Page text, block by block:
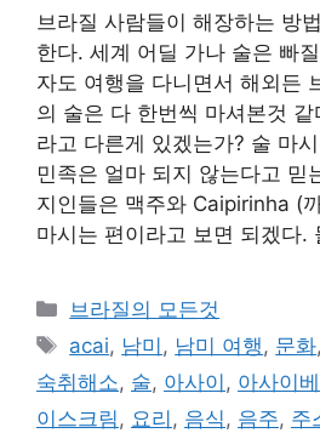
브라질 사람들이 해장하는 방
한다. 세계 어딜 가나 술은 빠
자도 여행을 다니면서 해외든
의 술은 다 한번씩 마셔본것
라고 다른게 있겠는가? 술 마
민족은 얼마 되지 않는다고 믿
지인들은 맥주와 Caipirinha (
마시는 편이라고 보면 되겠다.
카
테
리
브라질의 모든것
태
그
acai, 남미 , 남미 여행, 문화,
숙취해소, 술, 아사이 , 아사이
이스크림, 요리 , 음식, 음주, 주